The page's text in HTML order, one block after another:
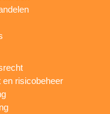
risicobeheer